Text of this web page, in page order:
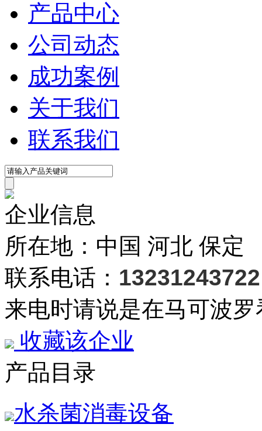
产品中心
公司动态
成功案例
关于我们
联系我们
企业信息
所在地：中国 河北 保定
联系电话： 13231243722
来电时请说是在马可波
收藏该企业
产品目录
水杀菌消毒设备